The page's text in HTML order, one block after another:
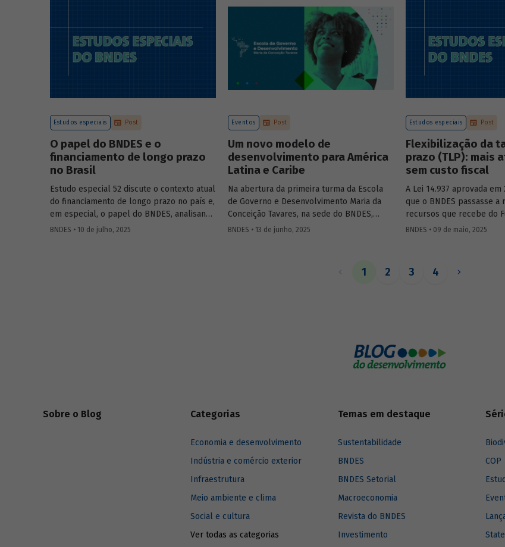
de bancos de
mercado de capitais, a
BNDES e os planos das
Estudos especiais Post
O papel do BNDES e o
financiamento de longo prazo
no Brasil
Estudo especial 52 discute o contexto atual
do financiamento de longo prazo no país e,
em especial, o papel do BNDES, analisando
seu posicionamento no mercado de crédito
BNDES • 10 de julho, 2025
Eventos Post
Um novo modelo de
desenvolvimento para América
Latina e Caribe
Na abertura da primeira turma da Escola
de Governo e Desenvolvimento Maria da
Conceição Tavares, na sede do BNDES,
Aloizio Mercadante, presidente do BNDES,
Público debatarem um novo modelo de
BNDES • 13 de junho, 2025
Estudos especiais Post
Flexibilização da
prazo (TLP): mais
sem custo fiscal
A Lei 14.937 aprovada
que o BNDES passasse a
recursos que recebe do
ao Trabalhador (FAT)
apoio do BNDES.
BNDES • 09 de maio, 2025
1 2 3 4
Sobre o Blog Categorias
Economia e desenvolvimento
Indústria e comércio exterior
Infraestrutura
Meio ambiente e clima
Social e cultura
Ver todas as categorias
Temas em destaque
Sustentabilidade
BNDES
BNDES Setorial
Macroeconomia
Revista do BNDES
Investimento
COP